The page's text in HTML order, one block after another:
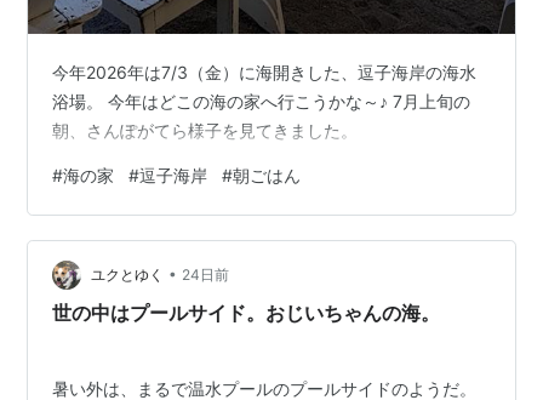
今年2026年は7/3（金）に海開きした、逗子海岸の海水
浴場。 今年はどこの海の家へ行こうかな～♪ 7月上旬の
朝、さんぽがてら様子を見てきました。
#海の家 #逗子海岸 #朝ごはん
ユクとゆく • 24日前
世の中はプールサイド。おじいちゃんの海。
暑い外は、まるで温水プールのプールサイドのようだ。